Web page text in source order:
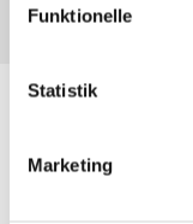
Funktionelle
Statistik
Marketing
Artikler